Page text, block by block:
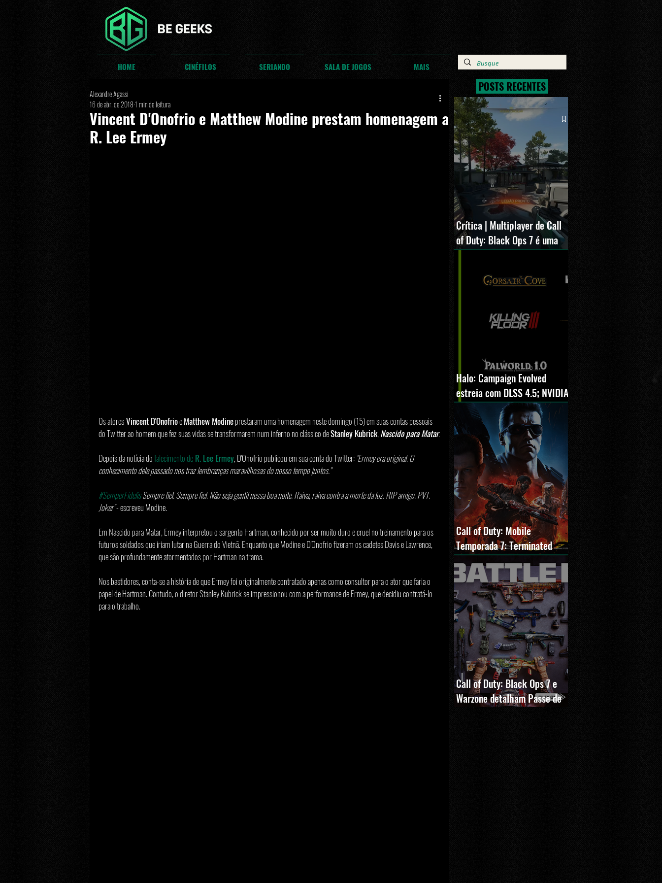
HOME CINÉFILOS SERIANDO SALA DE JOGOS MAIS
Vincent D'Onofrio e Matthew Modine prestam homenagem a
R. Lee Ermey
Alexandre Agassi
16 de abr. de 20181 min de leitura
Os atores Vincent D'Onofrio e Matthew Modine prestaram uma homenagem neste domingo (15) em suas contas pessoais
do Twitter ao homem que fez suas vidas se transformarem num inferno no clássico de Stanley Kubrick, Nascido para Matar.
Depois da notícia do falecimento de R. Lee Ermey, D'Onofrio publicou em sua conta do Twitter: "Ermey era original. O
conhecimento dele passado nos traz lembranças maravilhosas do nosso tempo juntos."
#SemperFidelis Sempre fiel. Sempre fiel. Não seja gentil nessa boa noite. Raiva, raiva contra a morte da luz. RIP amigo. PVT.
Joker" - escreveu Modine.
Em Nascido para Matar, Ermey interpretou o sargento Hartman, conhecido por ser muito duro e cruel no treinamento para os
futuros soldados que iriam lutar na Guerra do Vietnã. Enquanto que Modine e D'Onofrio fizeram os cadetes Davis e Lawrence,
que são profundamente atormentados por Hartman na trama.
Nos bastidores, conta-se a história de que Ermey foi originalmente contratado apenas como consultor para o ator que faria o
papel de Hartman. Contudo, o diretor Stanley Kubrick se impressionou com a performance de Ermey, que decidiu contratá-lo
para o trabalho.
POSTS RECENTES
Crítica | Multiplayer de Call
of Duty: Black Ops 7 é uma
experiência positiva,
Halo: Campaign Evolved
estreia com DLSS 4.5; NVIDIA
lança novo GeForce Game
Ready Driver para grandes
lançamentos
Call of Duty: Mobile
Temporada 7: Terminated
estreia com O Exterminador
do Futuro 2, novos modos e
Cronen Squall
Call of Duty: Black Ops 7 e
Warzone detalham Passe de
Batalha, BlackCell e novas